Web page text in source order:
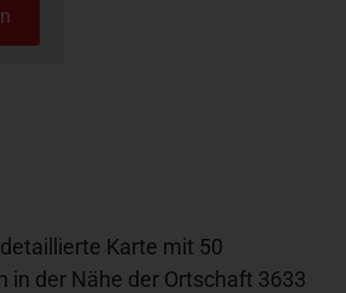
Karte mit 50
in der Nähe der Ortschaft 3633